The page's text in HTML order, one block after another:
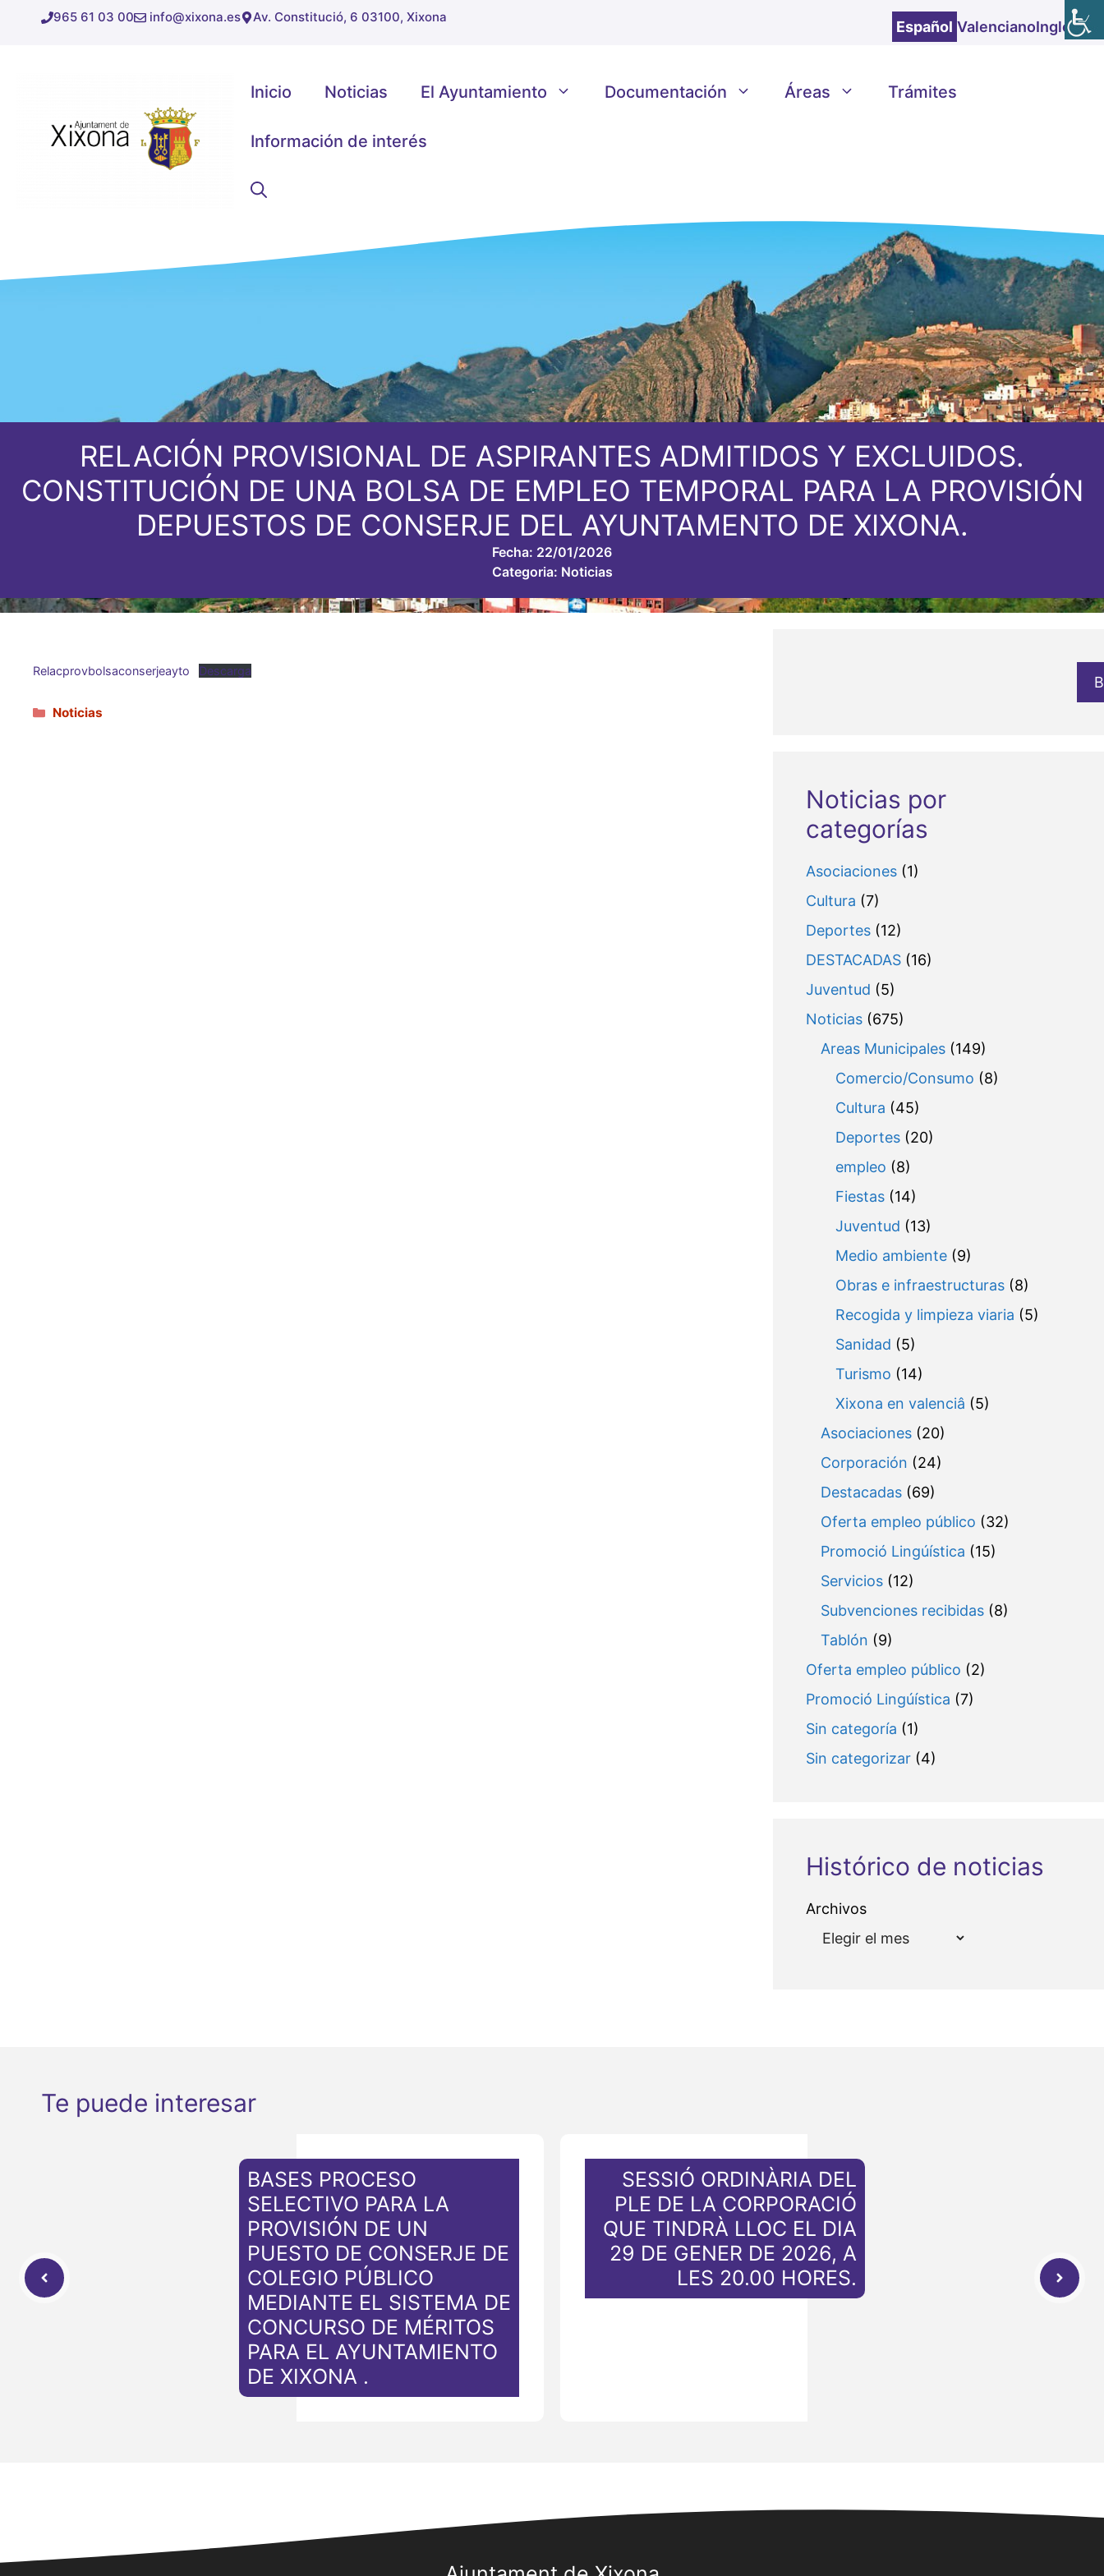
965 61 03 00 info@xixona.es Av. Constitució, 6 03100, Xixona
Español ValencianoInglés
Inicio Noticias El Ayuntamiento Documentación Áreas Trámites
Información de interés
RELACIÓN PROVISIONAL DE ASPIRANTES ADMITIDOS Y EXCLUIDOS.
CONSTITUCIÓN DE UNA BOLSA DE EMPLEO TEMPORAL PARA LA PROVISIÓN
DEPUESTOS DE CONSERJE DEL AYUNTAMENTO DE XIXONA.
Fecha: 22/01/2026
Categoria: Noticias
Relacprovbolsaconserjeayto Descarga
Categorías
Noticias
Noticias por
categorías
Asociaciones(1)
Cultura (7)
Deportes(12)
DESTACADAS(16)
Juventud (5)
Noticias(675)
Areas Municipales(149)
Comercio/Consumo (8)
Cultura (45)
Deportes(20)
empleo (8)
Fiestas(14)
Juventud (13)
Medio ambiente(9)
Obras e infraestructuras(8)
Recogida y limpieza viaria (5)
Sanidad (5)
Turismo (14)
Xixona en valenciâ (5)
Asociaciones(20)
Corporación (24)
Destacadas(69)
Oferta empleo público (32)
Promoció Lingúística (15)
Servicios(12)
Subvenciones recibidas(8)
Tablón (9)
Oferta empleo público (2)
Promoció Lingúística (7)
Sin categoría (1)
Sin categorizar(4)
Histórico de noticias
Archivos
Te puede interesar
BASES PROCESO
SELECTIVO PARA LA
PROVISIÓN DE UN
PUESTO DE CONSERJE DE
COLEGIO PÚBLICO
MEDIANTE EL SISTEMA DE
CONCURSO DE MÉRITOS
PARA EL AYUNTAMIENTO
DE XIXONA .
SESSIÓ ORDINÀRIA DEL
PLE DE LA CORPORACIÓ
QUE TINDRÀ LLOC EL DIA
29 DE GENER DE 2026, A
LES 20.00 HORES.